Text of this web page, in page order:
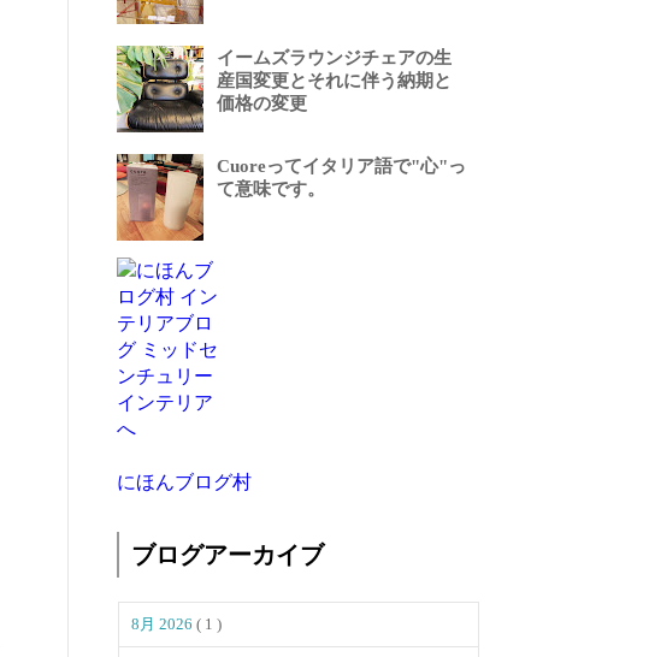
イームズラウンジチェアの生
産国変更とそれに伴う納期と
価格の変更
Cuoreってイタリア語で"心"っ
て意味です。
にほんブログ村
ブログアーカイブ
8月 2026 ( 1 )